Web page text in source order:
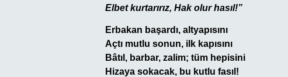
Elbet kurtarırız, Hak olur hasıl!”
Erbakan başardı, altyapısını
Açtı mutlu sonun, ilk kapısını
Bâtıl, barbar, zalim; tüm hepisini
Hizaya sokacak, bu kutlu fasıl!